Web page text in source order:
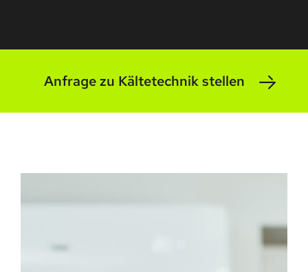
Anfrage zu Kältetechnik stellen